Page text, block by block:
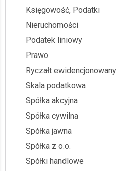
Księgowość, Podatki
Nieruchomości
Podatek liniowy
Prawo
Ryczałt ewidencjonowany
Skala podatkowa
Spółka akcyjna
Spółka cywilna
Spółka jawna
Spółka z o.o.
Spółki handlowe